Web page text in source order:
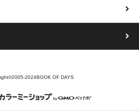
2024BOOK OF DAYS